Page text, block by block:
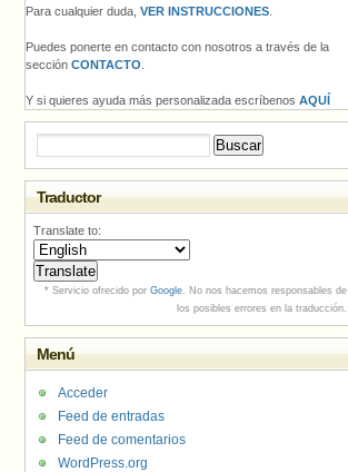
Para cualquier duda, VER INSTRUCCIONES
Puedes ponerte en contacto con nosotros a través de la
sección CONTACTO
Y si quieres ayuda más personalizada escríbenos AQUÍ
Traductor
Translate to:
* Servicio ofrecido por Google. No nos hacemos responsables de
los posibles errores en la traducción.
Menú
Acceder
Feed de entradas
Feed de comentarios
WordPress.org